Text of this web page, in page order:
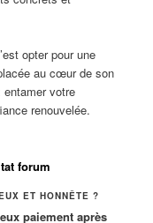
opter pour une
au cœur de son
votre
renouvelée.
forum
ET HONNÊTE ?
paiement après